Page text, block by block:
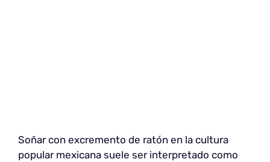
Soñar con excremento de ratón en la cultura
popular mexicana suele ser interpretado como